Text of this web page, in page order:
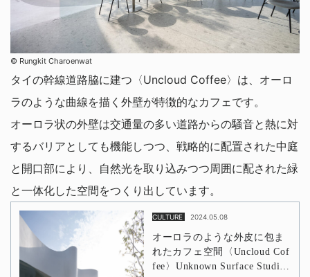
©︎ Rungkit Charoenwat
タイの幹線道路脇に建つ〈Uncloud Coffee〉は、オーロ
ラのような曲線を描く外壁が特徴的なカフェです。
オーロラ状の外壁は交通量の多い道路からの騒音と熱に対
するバリアとしても機能しつつ、戦略的に配置された中庭
と開口部により、自然光を取り込みつつ周囲に配された緑
と一体化した空間をつくり出しています。